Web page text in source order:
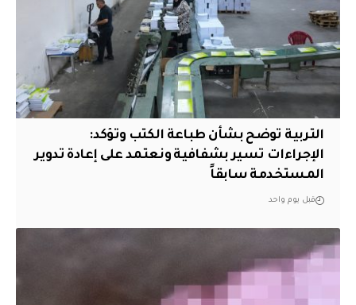
التربية توضح بشأن طباعة الكتب وتؤكد:
الإجراءات تسير بشفافية ونعتمد على إعادة تدوير
المستخدمة سابقاً
قبل يوم واحد